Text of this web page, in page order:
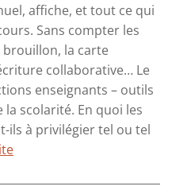
affiche, et tout ce qui
Sans compter les
la carte
collaborative… Le
enseignants – outils
la scolarité. En quoi les
ils à privilégier tel ou tel